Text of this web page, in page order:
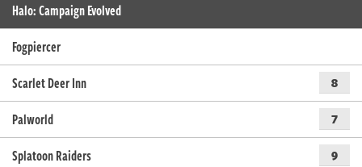
Halo: Campaign Evolved
Fogpiercer
Scarlet Deer Inn
8
Palworld 7
Splatoon Raiders 9